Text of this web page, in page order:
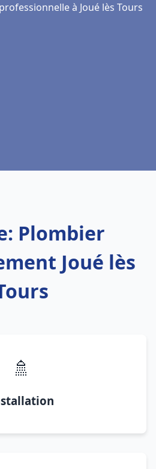
à Joué lès Tours
Plombier
Joué lès
🚿